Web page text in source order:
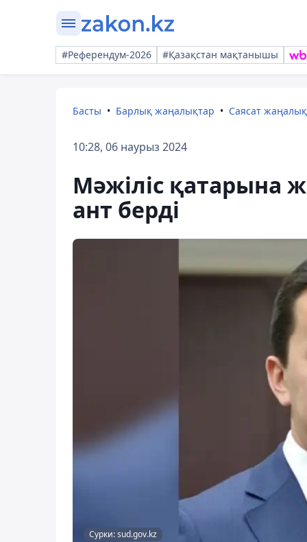
#Референдум-2026 #Қазақстан мақтанышы
Басты Барлық жаңалықтар Саясат
10:28, 06 наурыз 2024
Мәжіліс қатарына
ант берді
Сурки: sud.gov.kz